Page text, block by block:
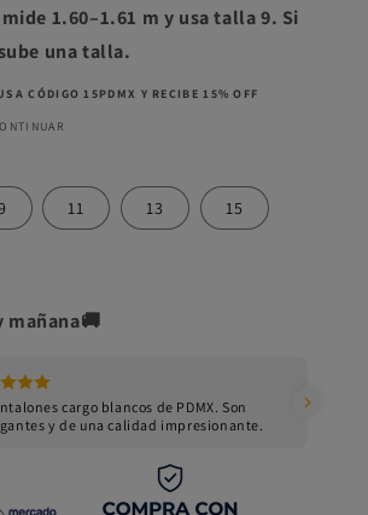
1.60–1.61 m y usa talla 9. Si
una talla.
CÓDIGO 15PDMX Y RECIBE 15% OFF
11 13 15
mañana🚚
cargo blancos de PDMX. Son
y de una calidad impresionante.